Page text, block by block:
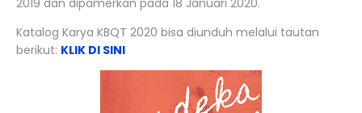
2019 dan dipamerkan pada 18 Januari 2020.
Katalog Karya KBQT 2020 bisa diunduh melalui tautan
berikut: KLIK DI SINI